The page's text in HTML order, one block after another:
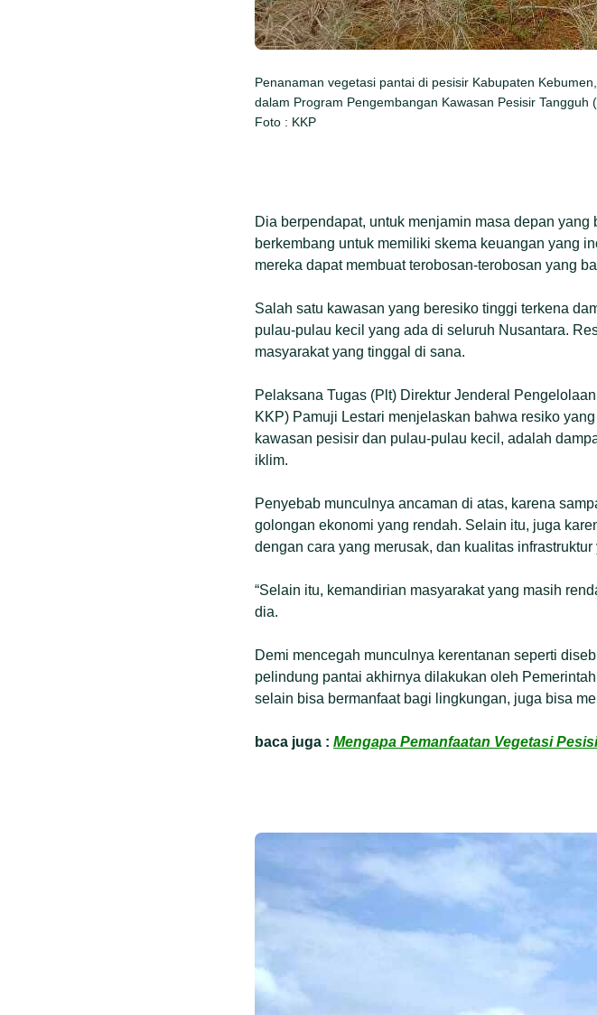
Penanaman vegetasi pantai di pesisir Kabupaten
dalam Program Pengembangan Kawasan Pesisir
Foto : KKP
Dia berpendapat, untuk menjamin masa depan
berkembang untuk memiliki skema keuangan yang
mereka dapat membuat terobosan-terobosan yang
Salah satu kawasan yang beresiko tinggi terkena
pulau-pulau kecil yang ada di seluruh Nusantara.
masyarakat yang tinggal di sana.
Pelaksana Tugas (Plt) Direktur Jenderal
KKP) Pamuji Lestari menjelaskan bahwa resiko
kawasan pesisir dan pulau-pulau kecil, adalah
iklim.
Penyebab munculnya ancaman di atas, karena
golongan ekonomi yang rendah. Selain itu, juga
dengan cara yang merusak, dan kualitas
“Selain itu, kemandirian masyarakat yang masih
dia.
Demi mencegah munculnya kerentanan seperti
pelindung pantai akhirnya dilakukan oleh
selain bisa bermanfaat bagi lingkungan, juga bisa
baca juga : Mengapa Pemanfaatan Vegetasi